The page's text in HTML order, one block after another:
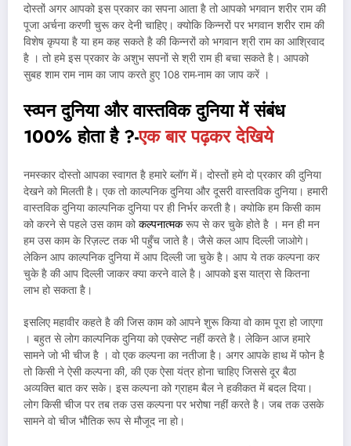
दोस्तों अगर आपको इस प्रकार का सपना आता है तो आपको भगवान शरीर राम की
पूजा अर्चना करणी चुरू कर देनी चाहिए। क्योकि किन्नरों पर भगवान शरीर राम की
विशेष कृपया है या हम कह सकते है की किन्नरों को भगवान श्री राम का आश्रिवाद
है । तो हमे इस प्रकार के अशुभ सपनों से श्री राम ही बचा सकते है। आपको
सुबह शाम राम नाम का जाप करते हुए 108 राम-नाम का जाप करें ।
स्व्पन दुनिया और वास्तविक दुनिया में संबंध
100% होता है ?-एक बार पढ़कर देखिये
नमस्कार दोस्तो आपका स्वागत है हमारे ब्लॉग में। दोस्तों हमे दो प्रकार की दुनिया
देखने को मिलती है। एक तो काल्पनिक दुनिया और दूसरी वास्तविक दुनिया। हमारी
वास्तविक दुनिया काल्पनिक दुनिया पर ही निर्भर करती है। क्योकि हम किसी काम
को करने से पहले उस काम कोकल्पनात्मकरूप से कर चुके होते है । मन ही मन
हम उस काम के रिज़ल्ट तक भी पहुँच जाते है। जैसे कल आप दिल्ली जाओगे।
लेकिन आप काल्पनिक दुनिया में आप दिल्ली जा चुके है। आप ये तक कल्पना कर
चुके है की आप दिल्ली जाकर क्या करने वाले है। आपको इस यात्रा से कितना
लाभ हो सकता है।
इसलिए महावीर कहते है की जिस काम को आपने शुरू किया वो काम पूरा हो जाएगा
। बहुत से लोग काल्पनिक दुनिया को एक्सेप्ट नहीं करते है। लेकिन आज हमारे
सामने जो भी चीज है । वो एक कल्पना का नतीजा है। अगर आपके हाथ में फोन है
तो किसी ने ऐसी कल्पना की, की एक ऐसा यंत्र होना चाहिए जिससे दूर बैठा
अव्यक्ति बात कर सके। इस कल्पना को ग्राहम बैल ने हकीकत में बदल दिया।
लोग किसी चीज पर तब तक उस कल्पना पर भरोषा नहीं करते है। जब तक उसके
सामने वो चीज भौतिक रूप से मौजूद ना हो।